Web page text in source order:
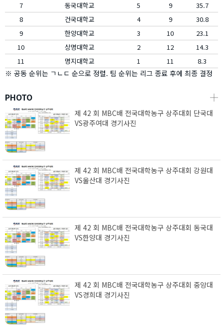
7
동국대학교 5 9
35.7
8
건국대학교 4 9
30.8
9
한양대학교 3 10
23.1
10
상명대학교 2 12
14.3
11
명지대학교 1 11 8.3
※ 공동 순위는 ㄱㄴㄷ 순으로 정렬. 팀 순위는 리그 종료 후에 최종 결정
PHOTO ┼
제 42 회 MBC배 전국대학농구 상주대회 단국대
VS광주여대 경기사진
제 42 회 MBC배 전국대학농구 상주대회 강원대
VS울산대 경기사진
제 42 회 MBC배 전국대학농구 상주대회 동국대
VS한양대 경기사진
제 42 회 MBC배 전국대학농구 상주대회 중앙대
VS경희대 경기사진